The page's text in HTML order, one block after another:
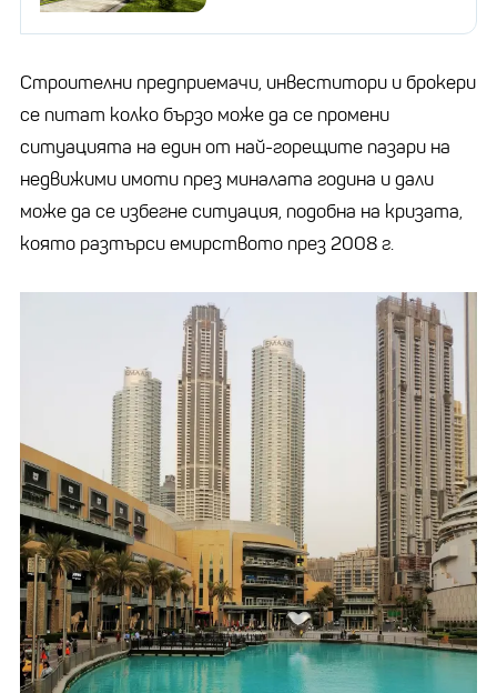
Строителни предприемачи, инвеститори и брокери
се питат колко бързо може да се промени
ситуацията на един от най-горещите пазари на
недвижими имоти през миналата година и дали
може да се избегне ситуация, подобна на кризата,
която разтърси емирството през 2008 г.